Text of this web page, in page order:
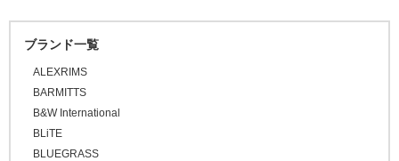
\30,001 ～ 50,000
\50,001 ～
ブランド一覧
ALEXRIMS
BARMITTS
B&W International
BLiTE
BLUEGRASS